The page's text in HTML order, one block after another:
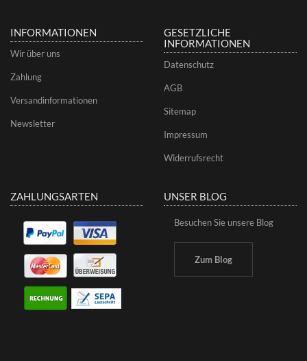
INFORMATIONEN
Wir über uns
Zahlung
Versandinformationen
Newsletter
GESETZLICHE
INFORMATIONEN
Datenschutz
AGB
Sitemap
Impressum
Widerrufsrecht
ZAHLUNGSARTEN UNSER BLOG
Besuchen Sie unsere Blog
Zum Blog